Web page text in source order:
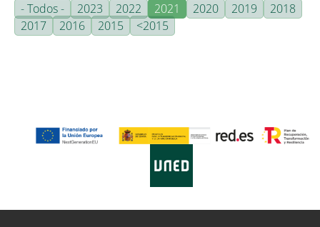
- Todos -
2023 2022 2021 2020 2019
2018
2017
2016 2015 <2015